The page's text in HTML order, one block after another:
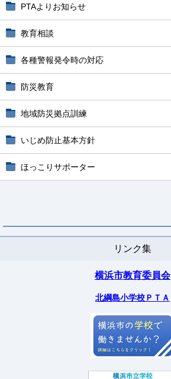
PTAよりお知らせ
教育相談
各種警報発令時の対応
防災教育
地域防災拠点訓練
いじめ防止基本方針
ほっこりサポーター
リンク集
横浜市教育委員会
北綱島小学校ＰＴＡ